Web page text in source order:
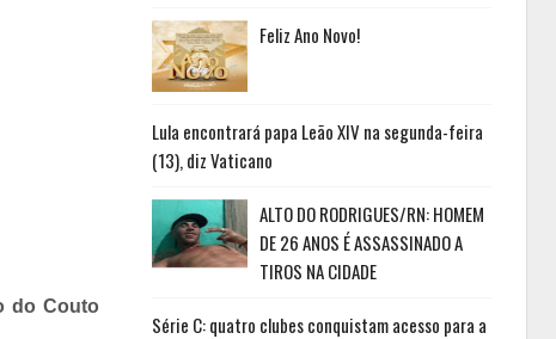
do Couto
Feliz Ano Novo!
Lula encontrará papa Leão XIV na segunda-feira
(13), diz Vaticano
ALTO DO RODRIGUES/RN: HOMEM
DE 26 ANOS É ASSASSINADO A
TIROS NA CIDADE
Série C: quatro clubes conquistam acesso para a